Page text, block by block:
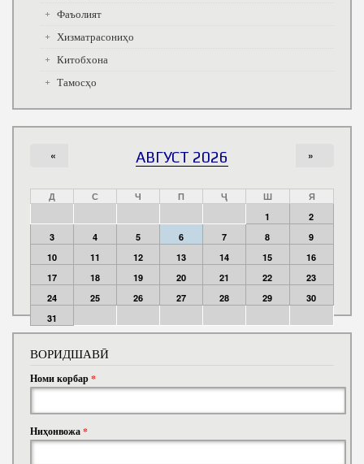
Фаъолият
Хизматрасониҳо
Китобхона
Тамосҳо
АВГУСТ 2026
« »
Д С Ч П Ҷ Ш
Я
1
2
3
4 5 6 7 8
9
10
11 12 13 14 15
16
17
18 19 20 21 22
23
24
25 26 27 28 29
30
31
ВОРИДШАВӢ
Номи корбар*
Ниҳонвожа*